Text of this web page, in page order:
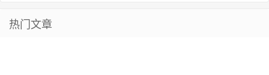
热门文章